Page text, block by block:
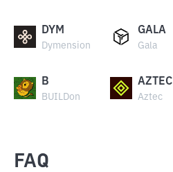
DYM
Dymension
GALA
Gala
B
BUILDon
AZTEC
Aztec
FAQ